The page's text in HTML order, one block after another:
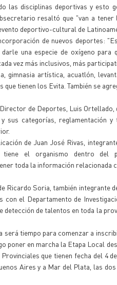
las disciplinas deportivas y esto
resaltó que "van a
deportivo-cultural de
de nuevos deportes:
una especie de oxígeno
vez más inclusivos, más
gimnasia artística, acuatlón,
que tienen los Evita. También se
de Deportes, Luis
sus categorías, reglamentación
de Juan José Rivas,
el organismo dentro del
toda la información
Ricardo Soria, también integrante
el Departamento de
detección de talentos en toda la
será tiempo para comenzar a
en marcha la Etapa Local
que tienen fecha del 4
Aires y a Mar del Plata, las